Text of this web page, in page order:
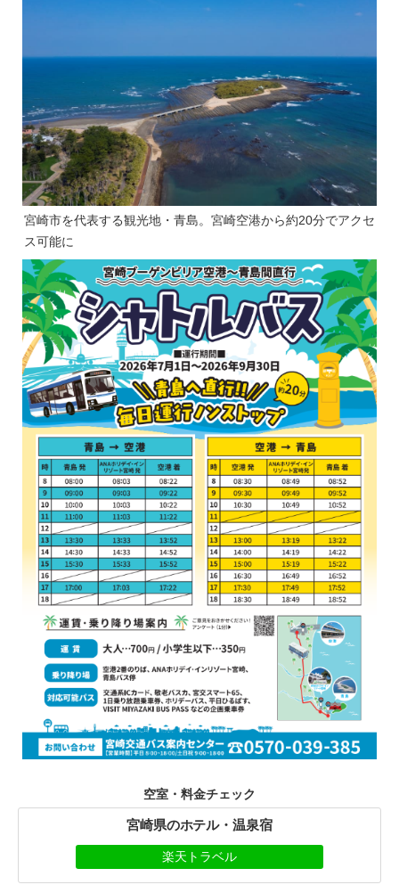
宮崎市を代表する観光地・青島。宮崎空港から約20分でアクセ
ス可能に
空室・料金チェック
宮崎県のホテル・温泉宿
楽天トラベル